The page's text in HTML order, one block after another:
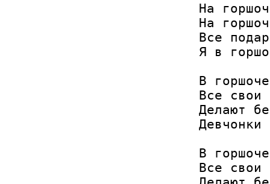
На
На
Все
Я в
В
Все свои
Делают
Девчонки
В
Все свои